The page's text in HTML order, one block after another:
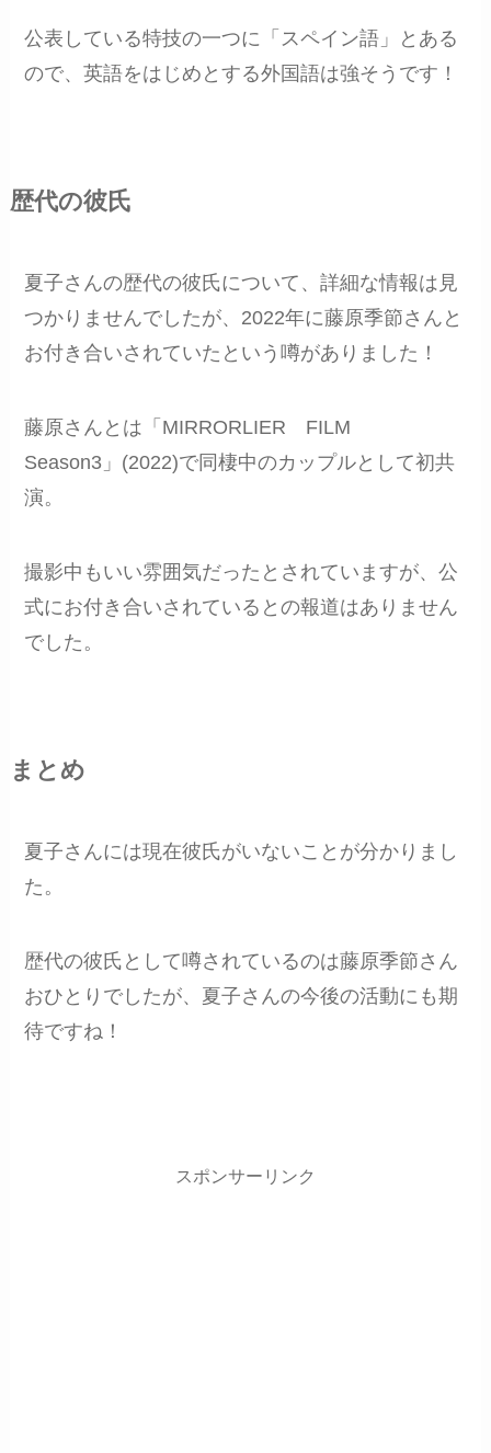
公表している特技の一つに「スペイン語」とある
ので、英語をはじめとする外国語は強そうです！
歴代の彼氏
夏子さんの歴代の彼氏について、詳細な情報は見
つかりませんでしたが、2022年に藤原季節さんと
お付き合いされていたという噂がありました！
藤原さんとは「MIRRORLIER FILM
Season3」(2022)で同棲中のカップルとして初共
演。
撮影中もいい雰囲気だったとされていますが、公
式にお付き合いされているとの報道はありません
でした。
まとめ
夏子さんには現在彼氏がいないことが分かりまし
た。
歴代の彼氏として噂されているのは藤原季節さん
おひとりでしたが、夏子さんの今後の活動にも期
待ですね！
スポンサーリンク